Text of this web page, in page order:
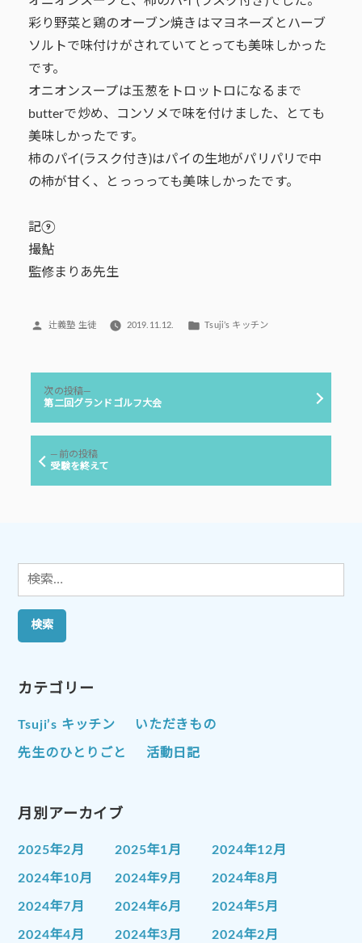
彩り野菜と鶏のオーブン焼きはマヨネーズとハーブ
ソルトで味付けがされていてとっても美味しかった
です。
オニオンスープは玉葱をトロットロになるまで
butterで炒め、コンソメで味を付けました、とても
美味しかったです。
柿のパイ(ラスク付き)はパイの生地がパリパリで中
の柿が甘く、とっっっても美味しかったです。
記⑨
撮鮎
監修まりあ先生
投
辻義塾 生徒 2019.11.12.
カ
リ
Tsuji’s キッチン
ナ
ー
前の投稿前
の
受験を終えて
次の投稿
の
第二回グランドゴルフ大会
検
索:
カテゴリー
Tsuji’s キッチン いただきもの
先生のひとりごと 活動日記
月別アーカイブ
2025年2月 2025年1月 2024年12月
2024年10月 2024年9月 2024年8月
2024年7月 2024年6月 2024年5月
2024年4月 2024年3月 2024年2月